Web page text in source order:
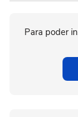
Para poder